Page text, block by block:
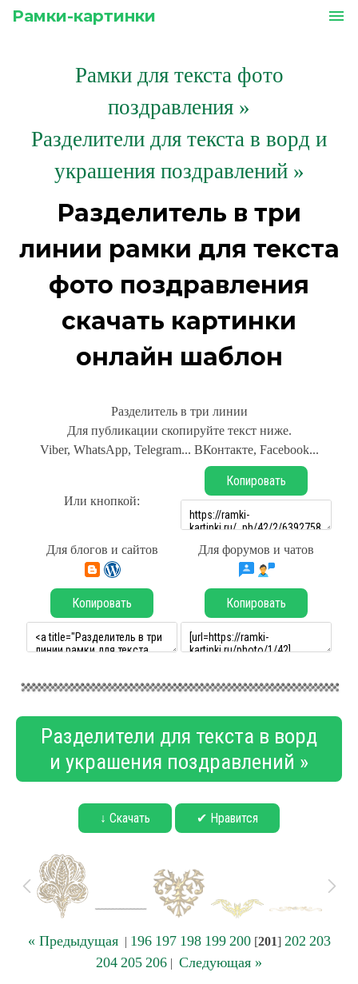
Рамки-картинки menu
Рамки для текста фото
поздравления »
Разделители для текста в ворд и
украшения поздравлений »
Разделитель в три
линии рамки для текста
фото поздравления
скачать картинки
онлайн шаблон
Разделитель в три линии
Для публикации скопируйте текст ниже.
Viber, WhatsApp, Telegram... ВКонтакте, Facebook...
Или кнопкой:
Копировать
Для блогов и сайтов Для форумов и чатов
Копировать Копировать
Разделители для текста в ворд
и украшения поздравлений »
↓ Скачать ✔ Нравится
« Предыдущая| 196 197 198 199 200[201] 202 203
204 205 206 | Следующая »